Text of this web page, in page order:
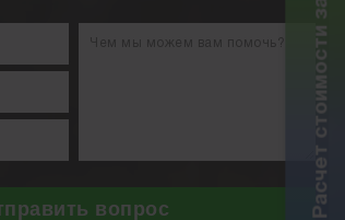
Расчет стоимости за 5 минут